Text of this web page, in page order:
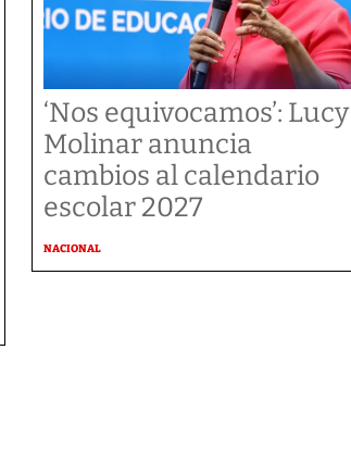
‘Nos equivocamos’: Lucy
Molinar anuncia
cambios al calendario
escolar 2027
NACIONAL